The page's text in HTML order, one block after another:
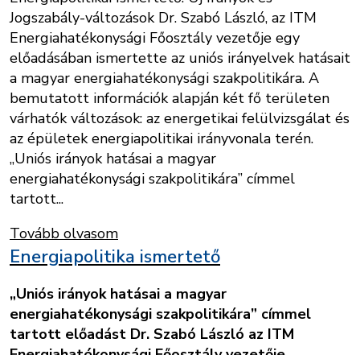
Jogszabály-változások Dr. Szabó László, az ITM
Energiahatékonysági Főosztály vezetője egy
előadásában ismertette az uniós irányelvek hatásait
a magyar energiahatékonysági szakpolitikára. A
bemutatott információk alapján két fő területen
várhatók változások: az energetikai felülvizsgálat és
az épületek energiapolitikai irányvonala terén.
„Uniós irányok hatásai a magyar
energiahatékonysági szakpolitikára” címmel
tartott...
Tovább olvasom
Energiapolitika ismertető
„Uniós irányok hatásai a magyar
energiahatékonysági szakpolitikára” címmel
tartott előadást Dr. Szabó László az ITM